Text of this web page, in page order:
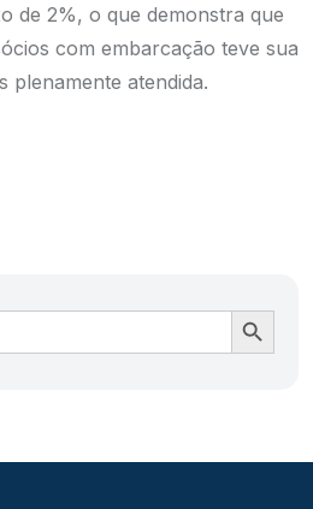
de 2%, o que demonstra que
com embarcação teve sua
plenamente atendida.
Ir